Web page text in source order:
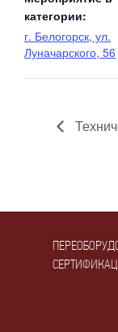
категории:
г. Белогорск, ул.
Луначарского, 56